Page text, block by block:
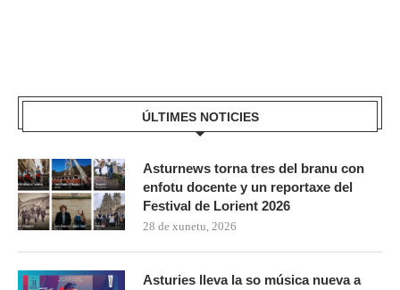
ÚLTIMES NOTICIES
Asturnews torna tres del branu con
enfotu docente y un reportaxe del
Festival de Lorient 2026
28 de xunetu, 2026
Asturies lleva la so música nueva a